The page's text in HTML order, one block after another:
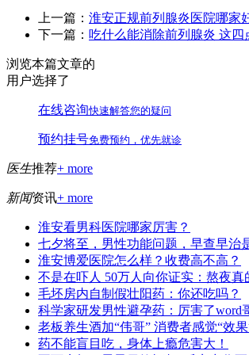
上一篇： 淮安正规前列腺炎医院哪家
下一篇： 吃什么能消除前列腺炎 这四
浏览本篇文章的
用户选择了
在线咨询快速解答您的疑问
预约挂号免费预约，优先就诊
医生推荐+ more
新闻资讯+ more
淮安看男科医院哪家厉害？
七夕将至，男性功能问题，早查早治
淮安博爱医院怎么样？收费高不高？
不是在吓人 50万人向你证实：熬夜真
毛坯房内自制假壮阳药：你还吃吗？
科学家研发男性避孕药：厉害了word
老板养生酒加“伟哥” 消费者感觉“效
药不能盲目吃，身体上瘾危害大！